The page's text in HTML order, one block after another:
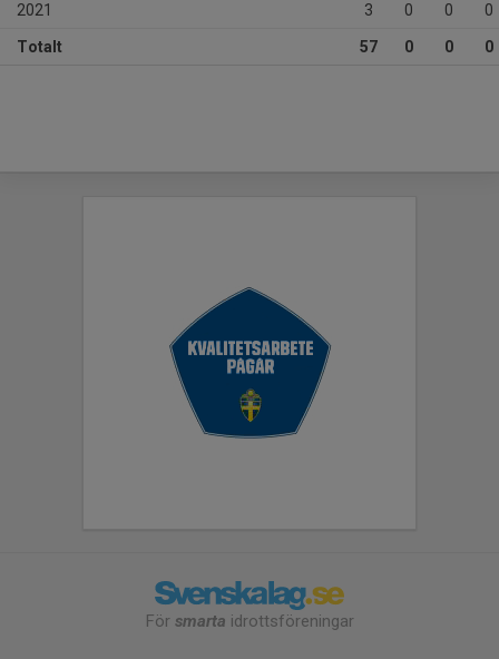
2021 3 0 0 0
Totalt 57 0 0 0
För smarta idrottsföreningar